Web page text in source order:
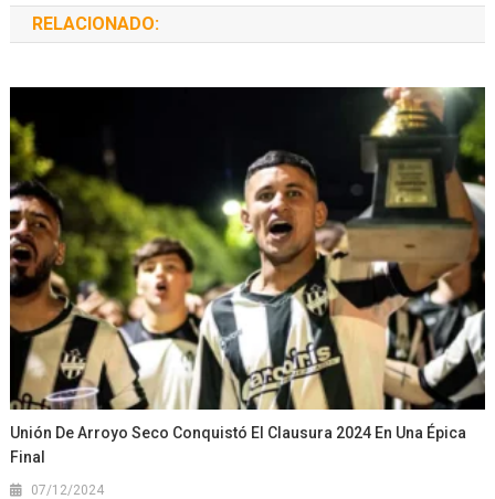
RELACIONADO:
Unión De Arroyo Seco Conquistó El Clausura 2024 En Una Épica
Final
07/12/2024